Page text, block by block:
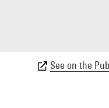
See on the